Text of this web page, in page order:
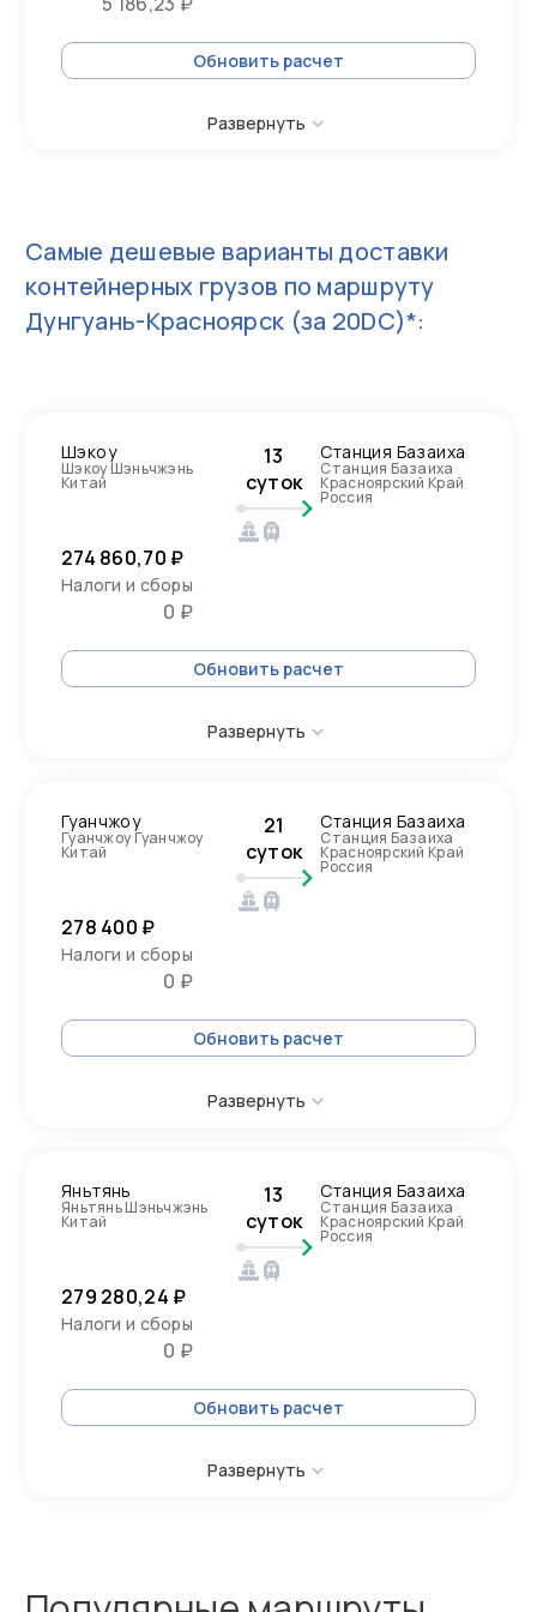
Обновить расчет
Развернуть
Самые дешевые варианты доставки
контейнерных грузов по маршруту
Дунгуань-Красноярск (за 20DC)*:
Шэкоу
Шэкоу Шэньчжэнь
Китай
13
суток
Станция Базаиха
Станция Базаиха
Красноярский Край
Россия
274 860,70 ₽
Налоги и сборы
0 ₽
Обновить расчет
Развернуть
Гуанчжоу
Гуанчжоу Гуанчжоу
Китай
21
суток
Станция Базаиха
Станция Базаиха
Красноярский Край
Россия
278 400 ₽
Налоги и сборы
0 ₽
Обновить расчет
Развернуть
Яньтянь
Яньтянь Шэньчжэнь
Китай
13
суток
Станция Базаиха
Станция Базаиха
Красноярский Край
Россия
279 280,24 ₽
Налоги и сборы
0 ₽
Обновить расчет
Развернуть